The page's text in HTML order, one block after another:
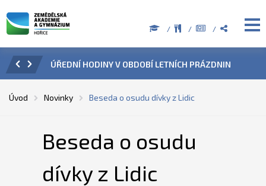
ÚŘEDNÍ HODINY V OBDOBÍ LETNÍCH PRÁZDNIN
Úvod Novinky Beseda o osudu dívky z Lidic
Beseda o osudu
dívky z Lidic